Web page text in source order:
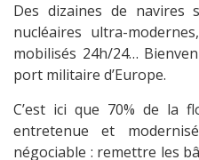
Des dizaines de navires
nucléaires ultra-
mobilisés 24h/24…
port militaire d’Europe.
C’est ici que 70% de la
entretenue et
négociable : remettre les